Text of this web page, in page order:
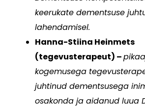
keerukate dementsuse
lahendamisel.
Hanna-Stiina Heinmets
(tegevusterapeut) –
kogemusega
juhtinud dementsusega
osakonda ja aidanud luua